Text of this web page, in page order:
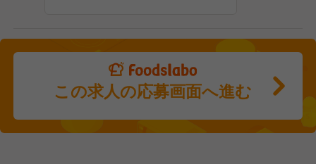
この求人の応募画面へ進む